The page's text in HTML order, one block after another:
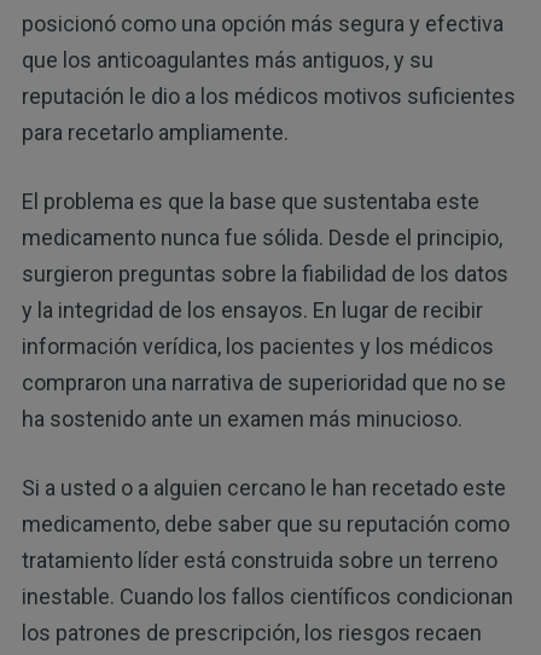
posicionó como una opción más segura y efectiva
que los anticoagulantes más antiguos, y su
reputación le dio a los médicos motivos suficientes
para recetarlo ampliamente.
El problema es que la base que sustentaba este
medicamento nunca fue sólida. Desde el principio,
surgieron preguntas sobre la fiabilidad de los datos
y la integridad de los ensayos. En lugar de recibir
información verídica, los pacientes y los médicos
compraron una narrativa de superioridad que no se
ha sostenido ante un examen más minucioso.
Si a usted o a alguien cercano le han recetado este
medicamento, debe saber que su reputación como
tratamiento líder está construida sobre un terreno
inestable. Cuando los fallos científicos condicionan
los patrones de prescripción, los riesgos recaen